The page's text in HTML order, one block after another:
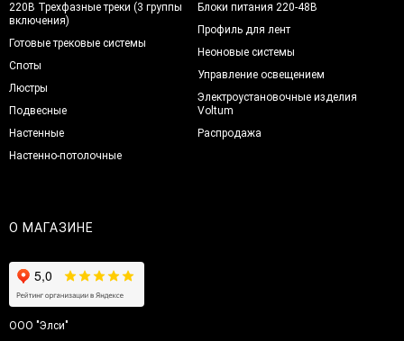
220В Трехфазные треки (3 группы
включения)
Готовые трековые системы
Споты
Люстры
Подвесные
Настенные
Настенно-потолочные
Блоки питания 220-48В
Профиль для лент
Неоновые системы
Управление освещением
Электроустановочные изделия
Voltum
Распродажа
О МАГАЗИНЕ
ООО "Элси"